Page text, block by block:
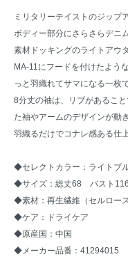
ミリタリーテイストのジップ
ボディー部分にさらさらデニ
素材ドッキングのライトアウタ
MA-11にフードを付けたよう
っと羽織れてサマになる一枚で
8分丈の袖は、リブがあるこ
た袖やアームのデザインが動
羽織るだけでコナレ感ある仕
◆セレクトカラー：ライトブ
◆サイズ：総丈68 バスト
◆素材：再生繊維（セルロー
◆ケア：ドライケア
◆原産国：中国
◆メーカー品番：41294015